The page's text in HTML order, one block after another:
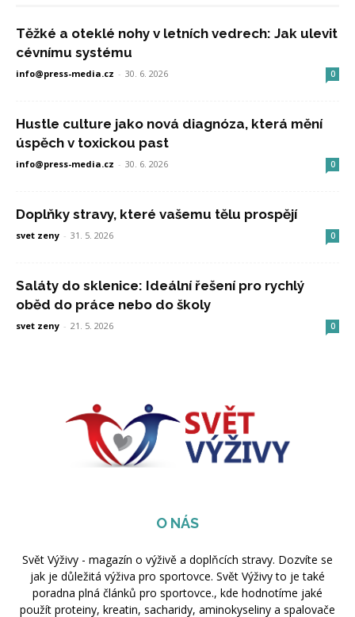
Těžké a oteklé nohy v letních vedrech: Jak ulevit
cévnímu systému
info@press-media.cz - 30. 6. 2026 0
Hustle culture jako nová diagnóza, která mění
úspěch v toxickou past
info@press-media.cz - 30. 6. 2026 0
Doplňky stravy, které vašemu tělu prospějí
svet zeny - 31. 5. 2026 0
Saláty do sklenice: Ideální řešení pro rychlý
oběd do práce nebo do školy
svet zeny - 21. 5. 2026 0
O NÁS
Svět Výživy - magazín o výživě a doplňcích stravy. Dozvíte se
jak je důležitá výživa pro sportovce. Svět Výživy to je také
poradna plná článků pro sportovce., kde hodnotíme jaké
použít proteiny, kreatin, sacharidy, aminokyseliny a spalovače